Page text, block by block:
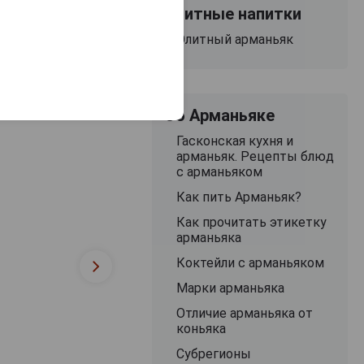
Элитные напитки
Элитный арманьяк
Об Арманьяке
Гасконская кухня и
арманьяк. Рецепты блюд
с арманьяком
Как пить Арманьяк?
Как прочитать этикетку
арманьяка
Коктейли с арманьяком
Марки арманьяка
Отличие арманьяка от
коньяка
Субрегионы